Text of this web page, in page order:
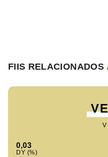
FIIS RELACIONADOS
0,03